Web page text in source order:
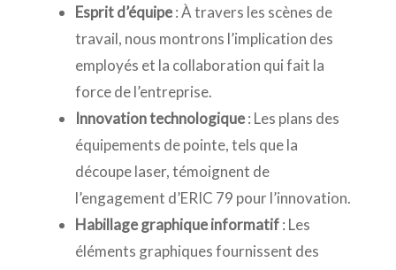
Esprit d’équipe: À travers les scènes de
travail, nous montrons l’implication des
employés et la collaboration qui fait la
force de l’entreprise.
Innovation technologique: Les plans des
équipements de pointe, tels que la
découpe laser, témoignent de
l’engagement d’ERIC 79 pour l’innovation.
Habillage graphique informatif: Les
éléments graphiques fournissent des